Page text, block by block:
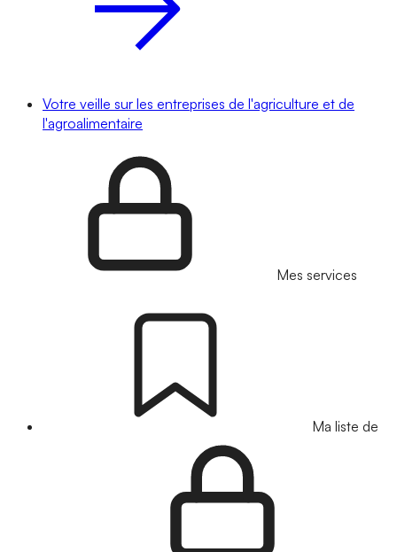
Votre veille sur les entreprises de l'agriculture et de
l'agroalimentaire
Mes services
Ma liste de